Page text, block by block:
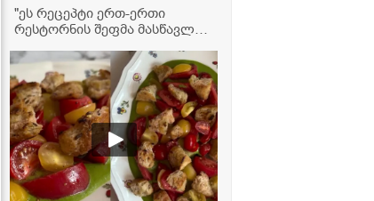
"ეს რეცეპტი ერთ-ერთი
რესტორნის შეფმა მასწავლა,
გამოდის!" - შემწვარი ღორის
ბეჭი